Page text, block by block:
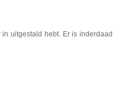
uitgestald hebt. Er is inderdaad